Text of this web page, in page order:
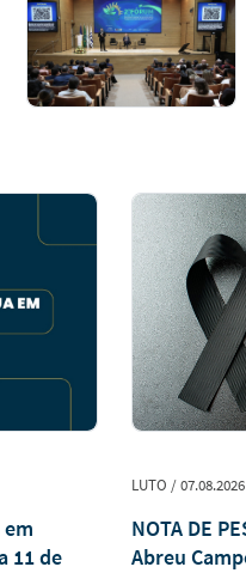
11 de
LUTO / 07.08.2026
NOTA DE
Abreu